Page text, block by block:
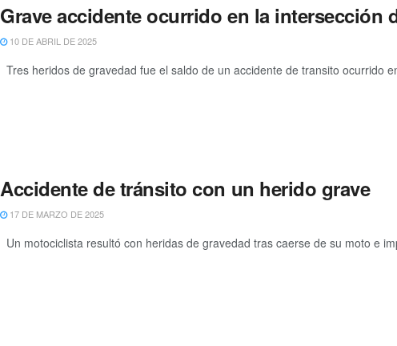
Grave accidente ocurrido en la intersección
10 DE ABRIL DE 2025
Tres heridos de gravedad fue el saldo de un accidente de transito ocurrido
Accidente de tránsito con un herido grave
17 DE MARZO DE 2025
Un motociclista resultó con heridas de gravedad tras caerse de su moto e